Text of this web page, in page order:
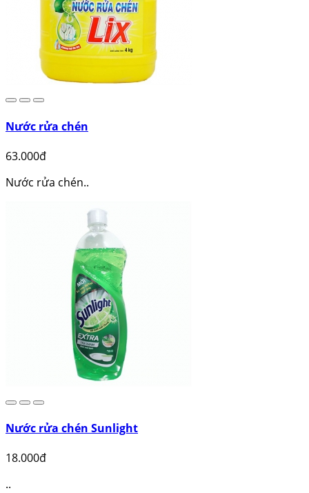
Nước rửa chén
63.000đ
Nước rửa chén..
Nước rửa chén Sunlight
18.000đ
..